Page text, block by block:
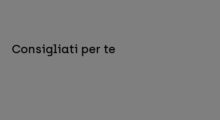
Consigliati per te